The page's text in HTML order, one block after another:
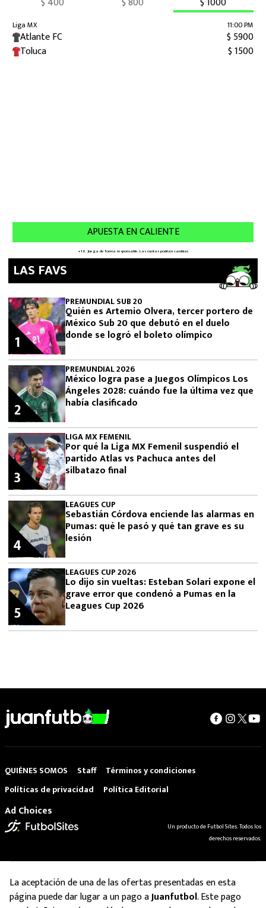
LAS FAVS
PREMUNDIAL SUB 20
Quién es Artemio Olvera, tercer portero de
México Sub 20 que debutó en el duelo
donde se logró el boleto olímpico
1
PREMUNDIAL 2026
México logra pase a Juegos Olímpicos Los
Ángeles 2028: cuándo fue la última vez que
había clasificado
2
LIGA MX FEMENIL
Por qué la Liga MX Femenil suspendió el
partido Atlas vs Pachuca antes del
silbatazo final
3
LEAGUES CUP
Sebastián Córdova enciende las alarmas en
Pumas: qué le pasó y qué tan grave es su
lesión
4
LEAGUES CUP 2026
Lo dijo sin vueltas: Esteban Solari expone el
grave error que condenó a Pumas en la
Leagues Cup 2026
5
QUIÉNES SOMOS Staff
Términos y condiciones
Políticas de privacidad
Política Editorial
Ad Choices
Un producto de Futbol Sites. Todos los
derechos reservados.
La aceptación de una de las ofertas presentadas en esta
página puede dar lugar a un pago aJuanfutbol. Este pago